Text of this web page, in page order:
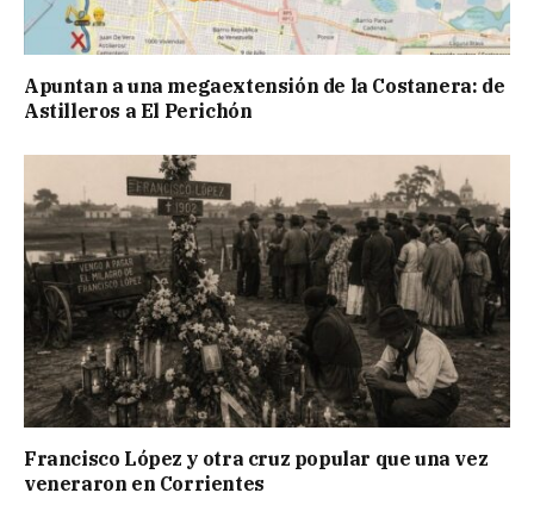
Apuntan a una megaextensión de la Costanera: de
Astilleros a El Perichón
Francisco López y otra cruz popular que una vez
veneraron en Corrientes